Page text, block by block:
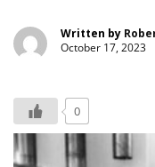
Written by
October 17, 2023
0